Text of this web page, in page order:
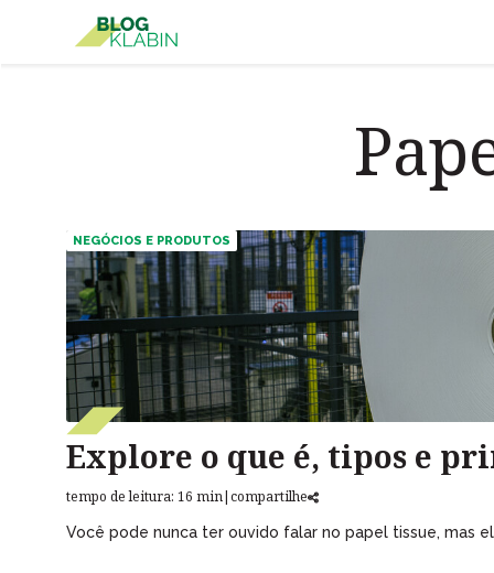
NEGÓCIOS E PRODUTOS
Explore o que é, tipos e
tempo de leitura: 16 min|compartilhe
Você pode nunca ter ouvido falar no papel tissue, mas